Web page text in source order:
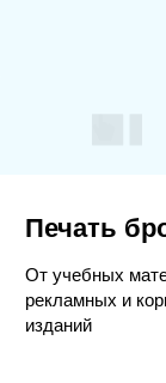
Печать
От учебных
рекламных и
изданий